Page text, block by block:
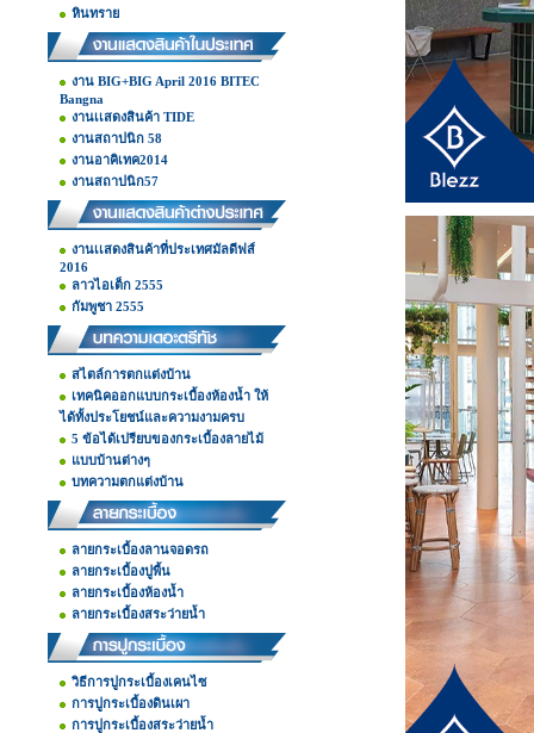
หินทราย
งาน BIG+BIG April 2016 BITEC
Bangna
งานเเสดงสินค้า TIDE
งานสถาปนิก 58
งานอาคิเทค2014
งานสถาปนิก57
งานเเสดงสินค้าที่ประเทศมัลดีฟส์
2016
ลาวไอเต็ก 2555
กัมพูชา 2555
สไตล์การตกแต่งบ้าน
เทคนิคออกแบบกระเบื้องห้องน้ำ ให้
ได้ทั้งประโยชน์และความงามครบ
5 ข้อได้เปรียบของกระเบื้องลายไม้
แบบบ้านต่างๆ
บทความตกแต่งบ้าน
ลายกระเบื้องลานจอดรถ
ลายกระเบื้องปูพื้น
ลายกระเบื้องห้องน้ำ
ลายกระเบื้องสระว่ายน้ำ
วิธีการปูกระเบื้องเคนไซ
การปูกระเบื้องดินเผา
การปูกระเบื้องสระว่ายน้ำ